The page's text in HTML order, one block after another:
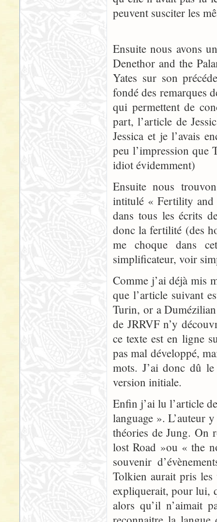
peuvent susciter les
Ensuite nous avons
Denethor and the
Yates sur son
fondé des remarques
qui permettent de
part, l’article de
Jessica et je l’avais
peu l’impression que
idiot évidemment)
Ensuite nous
intitulé « Fertility and
dans tous les écrits
donc la fertilité (des
me choque dans
simplificateur, voir
Comme j’ai déjà mis
que l’article suivant
Turin, or a
de JRRVF n’y
ce texte est en ligne
pas mal développé,
mots. J’ai donc dû
version initiale.
Enfin j’ai lu l’article
language ». L’auteur
théories de Jung. On
lost Road »ou « the
souvenir
Tolkien aurait pris les
expliquerait, pour lui,
alors qu’il n’aimait